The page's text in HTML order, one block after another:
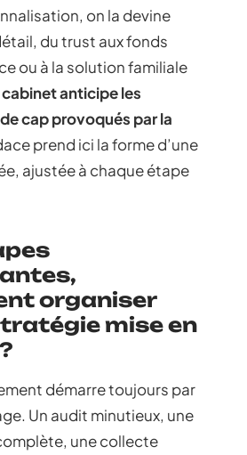
on la devine
du trust aux fonds
ou à la solution familiale
cabinet anticipe les
cap provoqués par la
prend ici la forme d’une
ajustée à chaque étape
organiser
mise en
démarre toujours par
Un audit minutieux, une
une collecte